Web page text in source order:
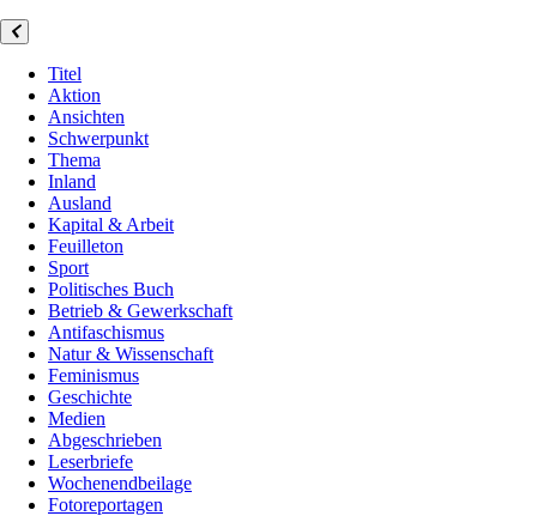
Titel
Aktion
Ansichten
Schwerpunkt
Thema
Inland
Ausland
Kapital & Arbeit
Feuilleton
Sport
Politisches Buch
Betrieb & Gewerkschaft
Antifaschismus
Natur & Wissenschaft
Feminismus
Geschichte
Medien
Abgeschrieben
Leserbriefe
Wochenendbeilage
Fotoreportagen